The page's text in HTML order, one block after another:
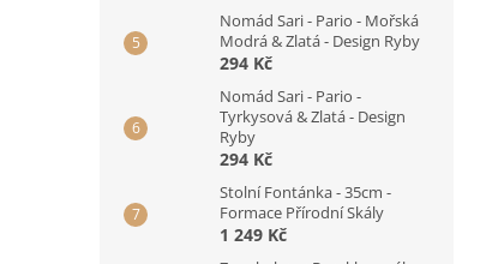
Nomád Sari - Pario - Mořská
Modrá & Zlatá - Design Ryby
294 Kč
Nomád Sari - Pario -
Tyrkysová & Zlatá - Design
Ryby
294 Kč
Stolní Fontánka - 35cm -
Formace Přírodní Skály
1 249 Kč